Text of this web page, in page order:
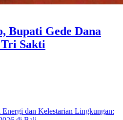
Bupati Gede Dana
Tri Sakti
Energi dan Kelestarian Lingkungan: